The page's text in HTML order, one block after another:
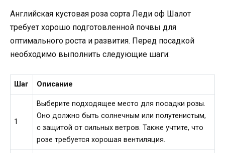
Английская кустовая роза сорта Леди оф Шалот
требует хорошо подготовленной почвы для
оптимального роста и развития. Перед посадкой
необходимо выполнить следующие шаги:
Шаг Описание
1
Выберите подходящее место для посадки розы.
Оно должно быть солнечным или полутенистым,
с защитой от сильных ветров. Также учтите, что
розе требуется хорошая вентиляция.